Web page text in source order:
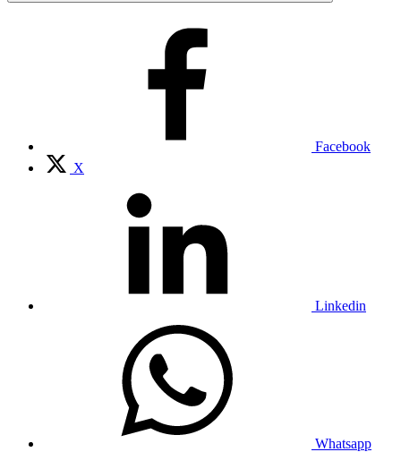
Facebook
X
Linkedin
Whatsapp